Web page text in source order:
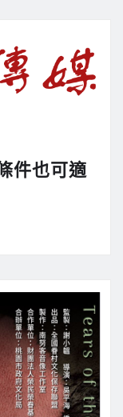
件也可適